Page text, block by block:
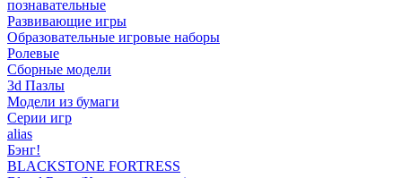
познавательные
Развивающие игры
Образовательные игровые наборы
Ролевые
Сборные модели
3d Пазлы
Модели из бумаги
Серии игр
alias
Бэнг!
BLACKSTONE FORTRESS